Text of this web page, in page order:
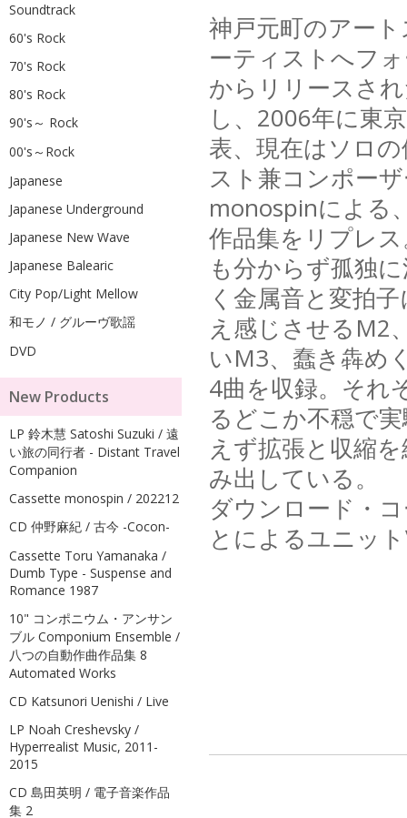
神戸元町のアー
ーティストへフ
からリリースさ
し、2006年に東
表、現在はソロ
スト兼コンポー
monospinによる
作品集をリプレ
も分からず孤独
く金属音と変拍
え感じさせるM2
いM3、蠢き犇め
4曲を収録。それ
るどこか不穏で
えず拡張と収縮
み出している。
ダウンロード・
とによるユニッ
Soundtrack
60's Rock
70's Rock
80's Rock
90's～ Rock
00's～Rock
Japanese
Japanese Underground
Japanese New Wave
Japanese Balearic
City Pop/Light Mellow
和モノ / グルーヴ歌謡
DVD
New Products
LP 鈴木慧 Satoshi Suzuki / 遠
い旅の同行者 - Distant Travel
Companion
Cassette monospin / 202212
CD 仲野麻紀 / 古今 -Cocon-
Cassette Toru Yamanaka /
Dumb Type - Suspense and
Romance 1987
10" コンポニウム・アンサン
ブル Componium Ensemble /
八つの自動作曲作品集 8
Automated Works
CD Katsunori Uenishi / Live
LP Noah Creshevsky /
Hyperrealist Music, 2011-
2015
CD 島田英明 / 電子音楽作品
集 2